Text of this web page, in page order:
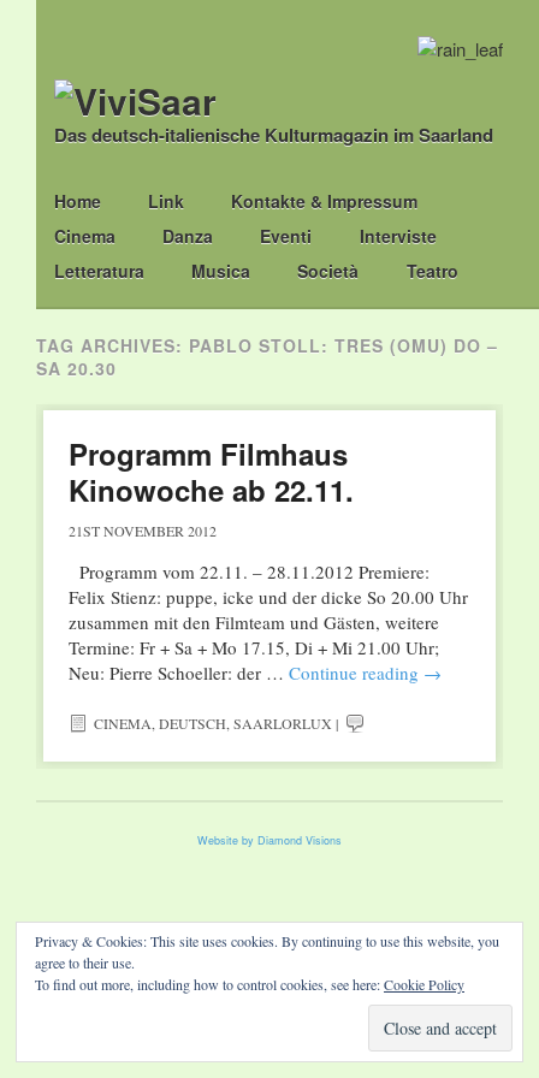
Das deutsch-italienische Kulturmagazin im Saarland
Main menu
Skip
to
content
Home Link
Kontakte & Impressum
Cinema
Danza Eventi
Interviste
Letteratura
Musica Società Teatro
TAG ARCHIVES: PABLO STOLL: TRES (OMU) DO –
SA 20.30
Programm Filmhaus
Kinowoche ab 22.11.
21ST NOVEMBER 2012
Programm vom 22.11. – 28.11.2012 Premiere:
Felix Stienz: puppe, icke und der dicke So 20.00 Uhr
zusammen mit den Filmteam und Gästen, weitere
Termine: Fr + Sa + Mo 17.15, Di + Mi 21.00 Uhr;
Neu: Pierre Schoeller: der … Continue reading →
CINEMA,DEUTSCH,SAARLORLUX |
Website by Diamond Visions
Privacy & Cookies: This site uses cookies. By continuing to use this website, you
agree to their use.
To find out more, including how to control cookies, see here:Cookie Policy